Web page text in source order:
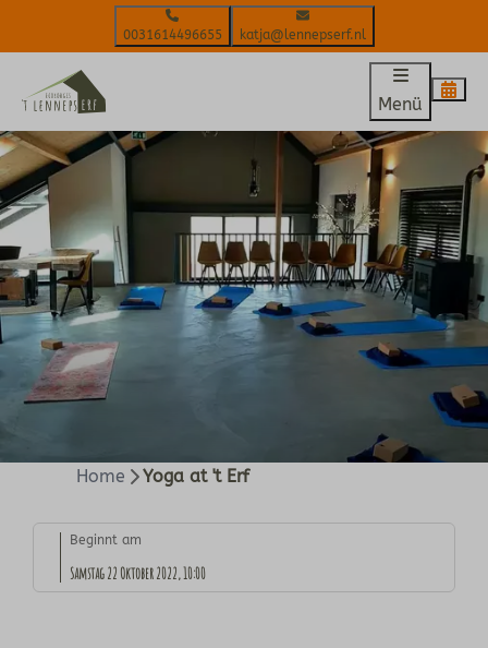
0031614496655 katja@lennepserf.nl
Menü
Home Yoga at 't Erf
Beginnt am
Samstag 22 Oktober 2022, 10:00